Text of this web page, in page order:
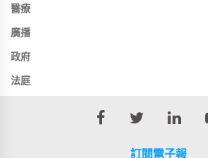
醫療
廣播
政府
法庭
訂閱電子報